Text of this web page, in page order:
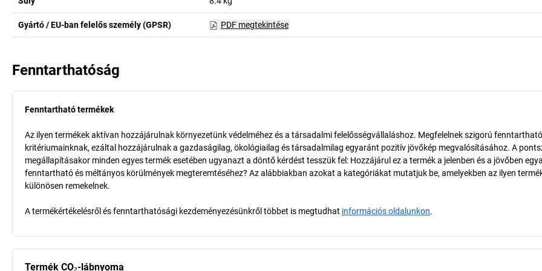
Gyártó / EU-ban felelős személy (GPSR) PDF megtekintése
Fenntarthatóság
Fenntartható termékek
Az ilyen termékek aktívan hozzájárulnak környezetünk védelméhez és a társadalmi felelősségvállaláshoz. Megfelelnek szigorú
kritériumainknak, ezáltal hozzájárulnak a gazdaságilag, ökológiailag és társadalmilag egyaránt pozitív jövőkép megvalósításához. A
megállapításakor minden egyes termék esetében ugyanazt a döntő kérdést tesszük fel: Hozzájárul ez a termék a jelenben és a jövőben
fenntartható és méltányos körülmények megteremtéséhez? Az alábbiakban azokat a kategóriákat mutatjuk be, amelyekben az ilyen
különösen remekelnek.
A termékértékelésről és fenntarthatósági kezdeményezésünkről többet is megtudhat információs oldalunkon.
Termék CO₂-lábnyoma